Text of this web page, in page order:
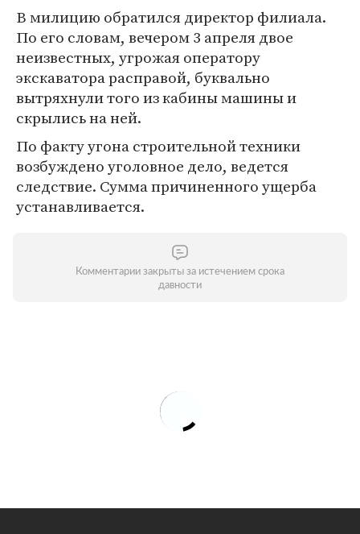
В милицию обратился директор филиала.
По его словам, вечером 3 апреля двое
неизвестных, угрожая оператору
экскаватора расправой, буквально
вытряхнули того из кабины машины и
скрылись на ней.
По факту угона строительной техники
возбуждено уголовное дело, ведется
следствие. Сумма причиненного ущерба
устанавливается.
Комментарии закрыты за истечением срока
давности